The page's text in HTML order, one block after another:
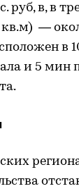
руб, в, в
—
в
и 5